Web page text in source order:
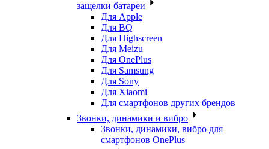
защелки батареи
Для Apple
Для BQ
Для Highscreen
Для Meizu
Для OnePlus
Для Samsung
Для Sony
Для Xiaomi
Для смартфонов других брендов
Звонки, динамики и вибро
Звонки, динамики, вибро для
смартфонов OnePlus